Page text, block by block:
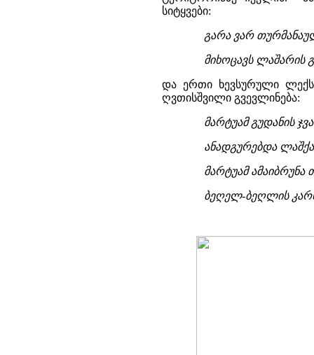
სიტყვები:
გარა ვარ
მიხოცავს ლაშარის
და ერთი ხევსურული
ღვთისშვილი გვევლინება:
მარტუამ გუდანის
ანადგურებდა
მარტუამ
ბეღელ-ბეღლის